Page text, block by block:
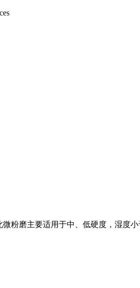
粉磨主要适用于中、低硬度，湿度